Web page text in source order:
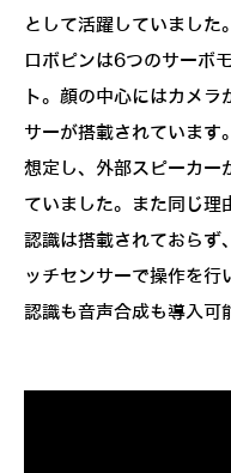
として活躍していました。
ロボピンは6つのサーボ
ト。顔の中心にはカメ
サーが搭載されています
想定し、外部スピーカー
ていました。また同じ理
認識は搭載されておらず
ッチセンサーで操作を行
認識も音声合成も導入可